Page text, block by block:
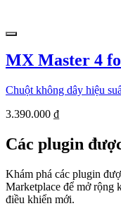
MX Master 4
Chuột không dây hiệu
3.390.000 ₫
Các plugin
Khám phá các plugin
Marketplace để mở rộng
điều khiển mới.